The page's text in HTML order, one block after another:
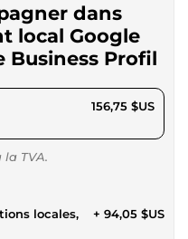
dans
local Google
Business Profil
156,75 $US
la TVA.
locales,
+ 94,05 $US